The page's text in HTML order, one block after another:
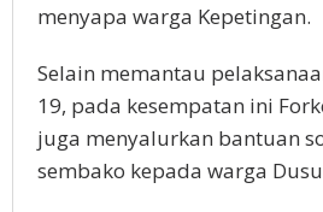
menyapa warga Kepetingan.
Selain memantau
19, pada kesempatan ini
juga menyalurkan bantuan
sembako kepada warga